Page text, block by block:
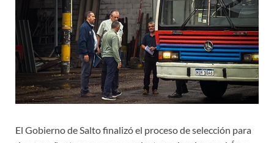
El Gobierno de Salto finalizó el proceso de selección para